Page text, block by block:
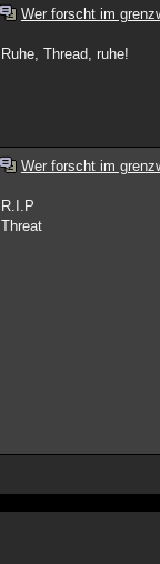
Wer forscht im
Ruhe, Thread, ruhe!
Wer forscht im
R.I.P
Threat